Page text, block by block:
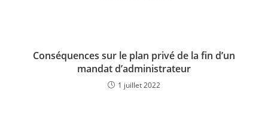
Conséquences sur le plan privé de la fin d’un
mandat d’administrateur
1 juillet 2022